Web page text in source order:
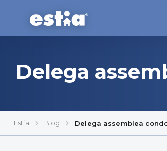
Delega
Estia Blog Delega assemblea